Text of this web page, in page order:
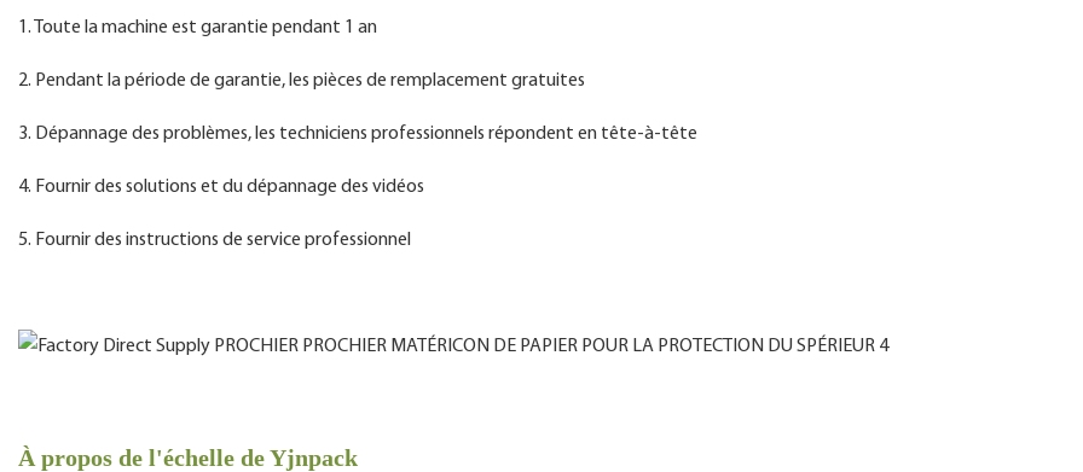
1. Toute la machine est garantie pendant 1 an
2. Pendant la période de garantie, les pièces de remplacement gratuites
3. Dépannage des problèmes, les techniciens professionnels répondent en tête-à-tête
4. Fournir des solutions et du dépannage des vidéos
5. Fournir des instructions de service professionnel
À propos de l'échelle de Yjnpack